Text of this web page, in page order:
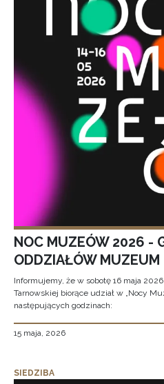
NOC MUZEÓW 2026 -
ODDZIAŁÓW MUZEUM
Informujemy, że w sobotę 16 maja
Tarnowskiej biorące udział w „Nocy
następujących godzinach:
15 maja, 2026
SIEDZIBA